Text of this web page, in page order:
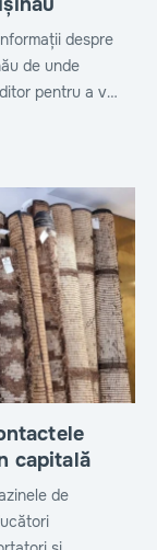
despre
de unde
capitală
de